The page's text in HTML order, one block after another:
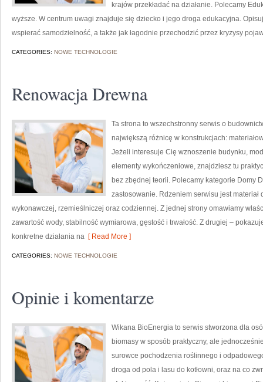
krajów przekładać na działanie. Polecamy
wyższe. W centrum uwagi znajduje się dziecko i jego droga edukacyjna.
wspierać samodzielność, a także jak łagodnie przechodzić przez kryzysy
CATEGORIES: NOWE TECHNOLOGIE
Renowacja Drewna
Ta strona to wszechstronny serwis o
największą różnicę w konstrukcjach:
Jeżeli interesuje Cię wznoszenie budynku,
elementy wykończeniowe, znajdziesz tu
bez zbędnej teorii. Polecamy kategorie Domy
zastosowanie. Rdzeniem serwisu jest
wykonawczej, rzemieślniczej oraz codziennej. Z jednej strony omawiamy
zawartość wody, stabilność wymiarowa, gęstość i trwałość. Z drugiej –
konkretne działania na [ Read More ]
CATEGORIES: NOWE TECHNOLOGIE
Opinie i komentarze
Wikana BioEnergia to serwis stworzona dla
biomasy w sposób praktyczny, ale
surowce pochodzenia roślinnego i
droga od pola i lasu do kotłowni, oraz na co